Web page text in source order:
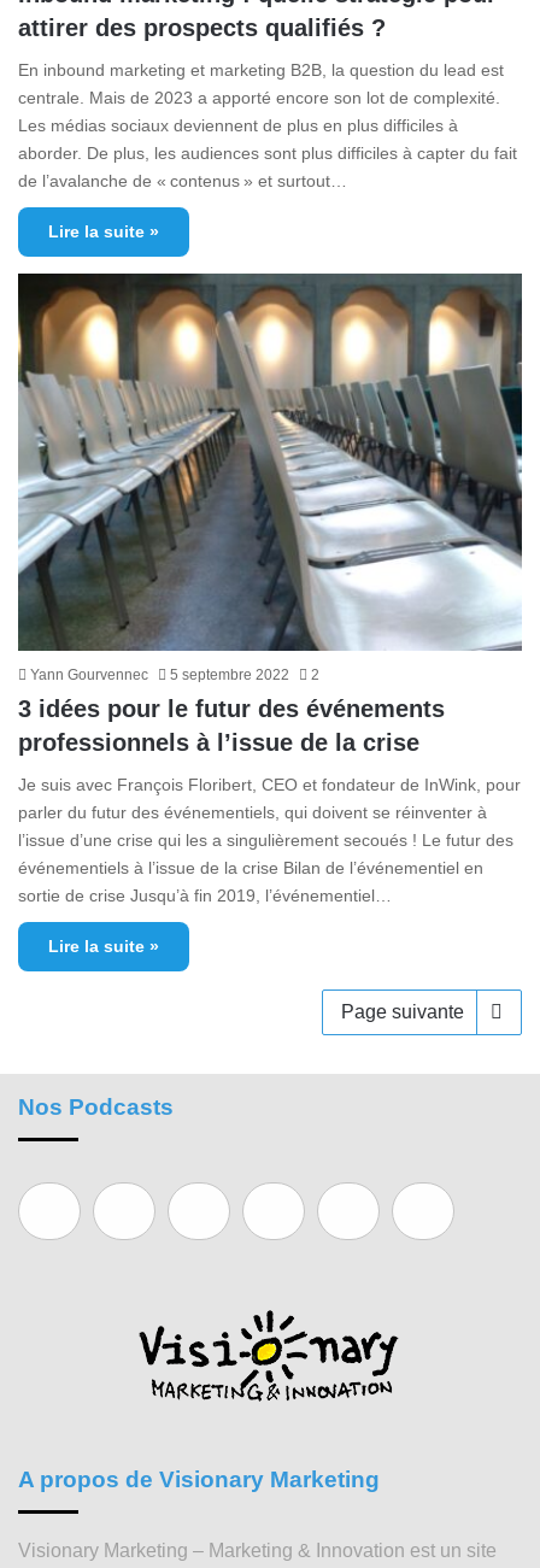
attirer des prospects qualifiés ?
En inbound marketing et marketing B2B, la question du lead est
centrale. Mais de 2023 a apporté encore son lot de complexité.
Les médias sociaux deviennent de plus en plus difficiles à
aborder. De plus, les audiences sont plus difficiles à capter du fait
de l’avalanche de « contenus » et surtout…
Lire la suite »
Yann Gourvennec 5 septembre 2022 2
3 idées pour le futur des événements
professionnels à l’issue de la crise
Je suis avec François Floribert, CEO et fondateur de InWink, pour
parler du futur des événementiels, qui doivent se réinventer à
l’issue d’une crise qui les a singulièrement secoués ! Le futur des
événementiels à l’issue de la crise Bilan de l’événementiel en
sortie de crise Jusqu’à fin 2019, l’événementiel…
Lire la suite »
Page suivante
Nos Podcasts
A propos de Visionary Marketing
Visionary Marketing – Marketing & Innovation est un site